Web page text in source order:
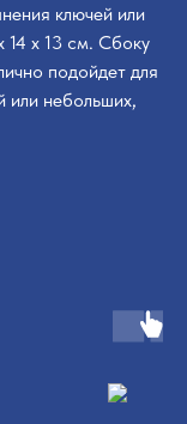
ключей или
14 х 13 см. Сбоку
подойдет для
или небольших,